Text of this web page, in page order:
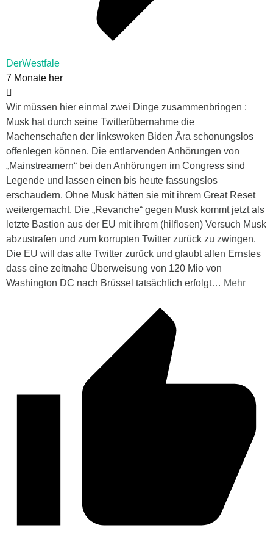
DerWestfale
7 Monate her
Wir müssen hier einmal zwei Dinge zusammenbringen :
Musk hat durch seine Twitterübernahme die
Machenschaften der linkswoken Biden Ära schonungslos
offenlegen können. Die entlarvenden Anhörungen von
„Mainstreamern“ bei den Anhörungen im Congress sind
Legende und lassen einen bis heute fassungslos
erschaudern. Ohne Musk hätten sie mit ihrem Great Reset
weitergemacht. Die „Revanche“ gegen Musk kommt jetzt als
letzte Bastion aus der EU mit ihrem (hilflosen) Versuch Musk
abzustrafen und zum korrupten Twitter zurück zu zwingen.
Die EU will das alte Twitter zurück und glaubt allen Ernstes
dass eine zeitnahe Überweisung von 120 Mio von
Washington DC nach Brüssel tatsächlich erfolgt… Mehr